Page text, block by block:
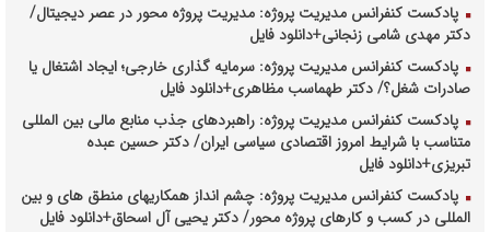
پادکست کنفرانس مدیریت پروژه: مدیریت پروژه محور در عصر دیجیتال/
دکتر مهدی شامی زنجانی+دانلود فایل
پادکست کنفرانس مدیریت پروژه: سرمایه گذاری خارجی؛ ایجاد اشتغال یا
صادرات شغل؟/ دکتر طهماسب مظاهری+دانلود فایل
پادکست کنفرانس مدیریت پروژه: راهبردهای جذب منابع مالی بین المللی
متناسب با شرایط امروز اقتصادی سیاسی ایران/ دکتر حسین عبده
تبریزی+دانلود فایل
پادکست کنفرانس مدیریت پروژه: چشم انداز همکاریهای منطق های و بین
المللی در کسب و کارهای پروژه محور/ دکتر یحیی آل اسحاق+دانلود فایل